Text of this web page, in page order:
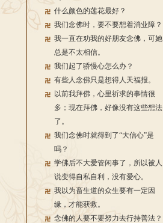
什么颜色的莲花最好？
我们念佛时，要不要想着消业障？
我一直在劝我的好朋友念佛，可她
总是不太相信。
我们起了骄慢心怎么办？
有些人念佛只是想得人天福报。
以前我拜佛，心里祈求的事情很
多；现在拜佛，好像没有这些想法
了。
我们念佛时就得到了“大信心”是
吗？
学佛后不大爱管闲事了，所以被人
说变得自私自利，没有爱心。
我以为畜生道的众生要有一定因
缘，才能获救。
念佛的人要不要努力去行持善法？